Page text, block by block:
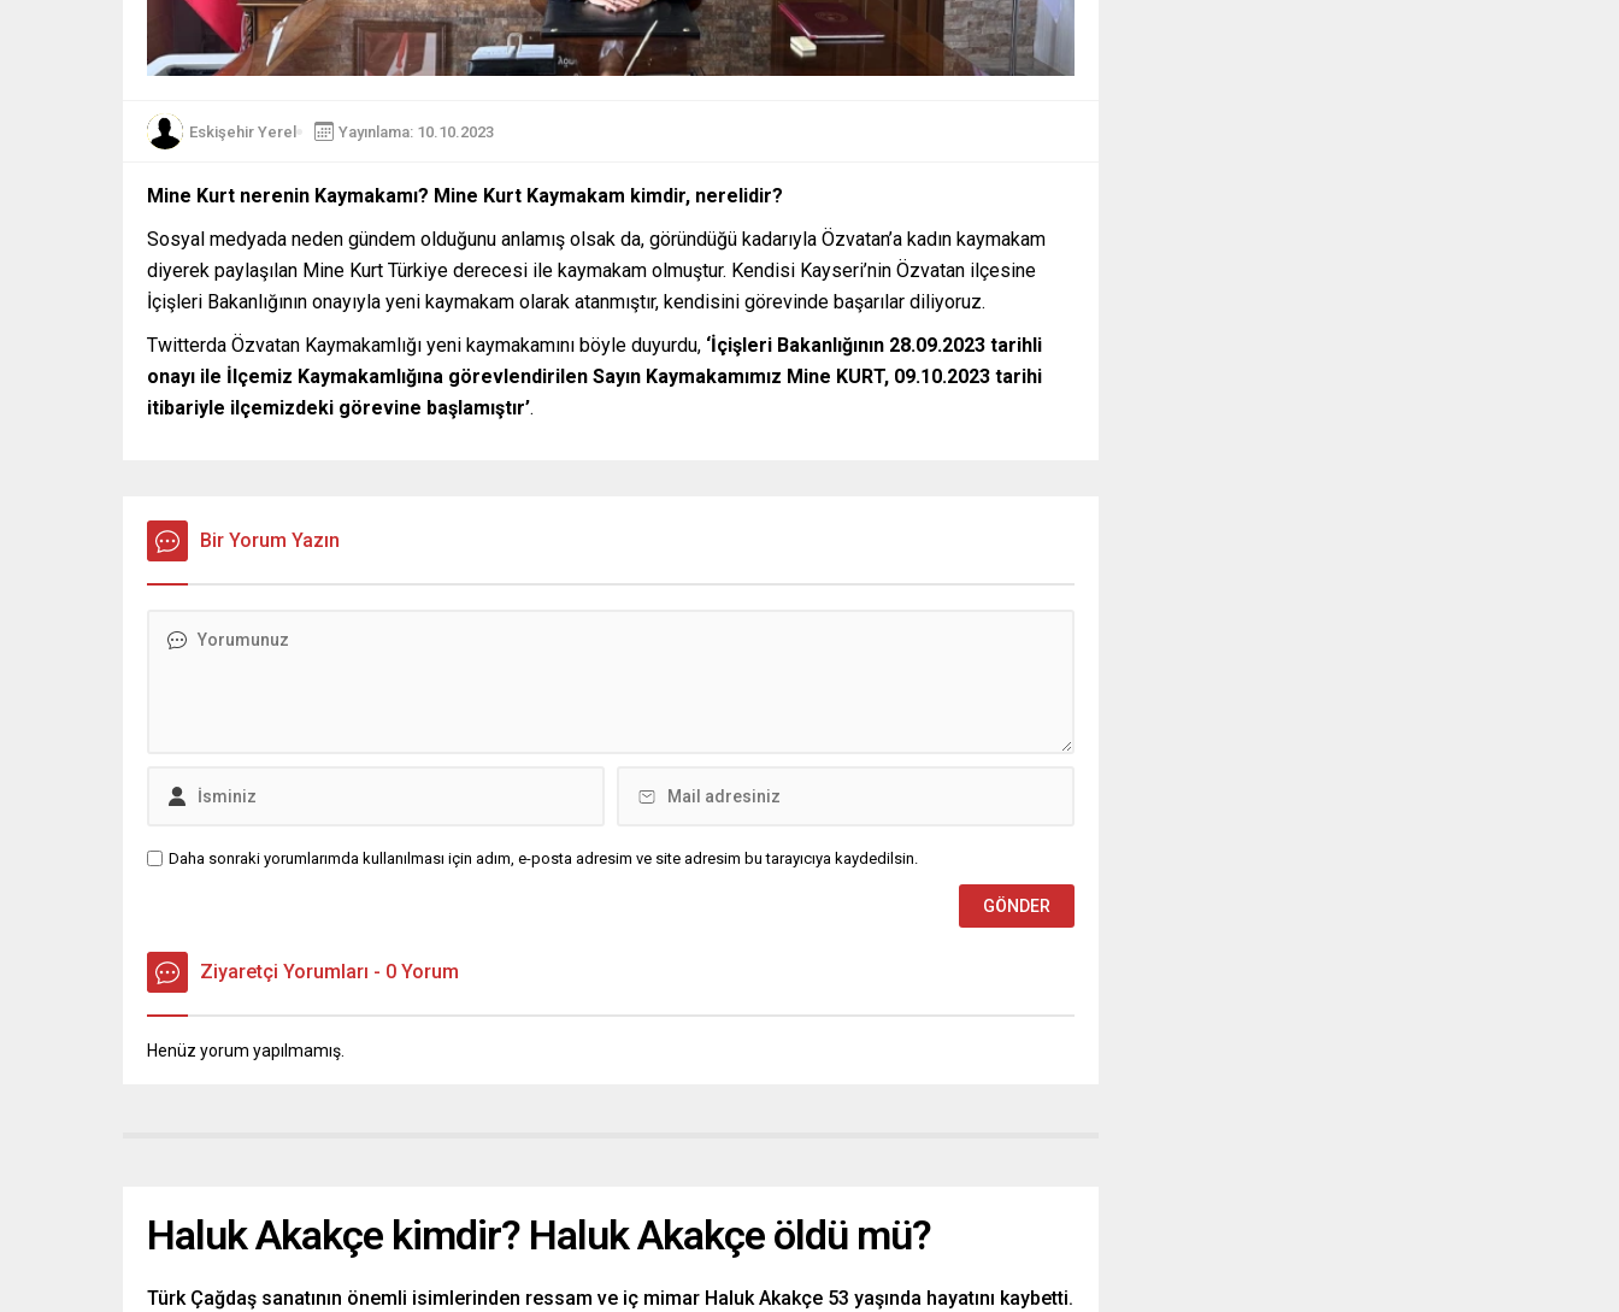
Eskişehir Yerel Yayınlama: 10.10.2023
Mine Kurt nerenin Kaymakamı? Mine Kurt Kaymakam kimdir, nerelidir?
Sosyal medyada neden gündem olduğunu anlamış olsak da, göründüğü kadarıyla Özvatan’a kadın kaymakam
diyerek paylaşılan Mine Kurt Türkiye derecesi ile kaymakam olmuştur. Kendisi Kayseri’nin Özvatan ilçesine
İçişleri Bakanlığının onayıyla yeni kaymakam olarak atanmıştır, kendisini görevinde başarılar diliyoruz.
Twitterda Özvatan Kaymakamlığı yeni kaymakamını böyle duyurdu, ‘İçişleri Bakanlığının 28.09.2023 tarihli
onayı ile İlçemiz Kaymakamlığına görevlendirilen Sayın Kaymakamımız Mine KURT, 09.10.2023 tarihi
itibariyle ilçemizdeki görevine başlamıştır’.
Bir Yorum Yazın
Daha sonraki yorumlarımda kullanılması için adım, e-posta adresim ve site adresim bu tarayıcıya kaydedilsin.
Ziyaretçi Yorumları - 0 Yorum
Henüz yorum yapılmamış.
Haluk Akakçe kimdir? Haluk Akakçe öldü mü?
Türk Çağdaş sanatının önemli isimlerinden ressam ve iç mimar Haluk Akakçe 53 yaşında hayatını kaybetti.